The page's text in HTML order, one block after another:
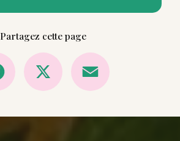
Partagez cette page
Facebook